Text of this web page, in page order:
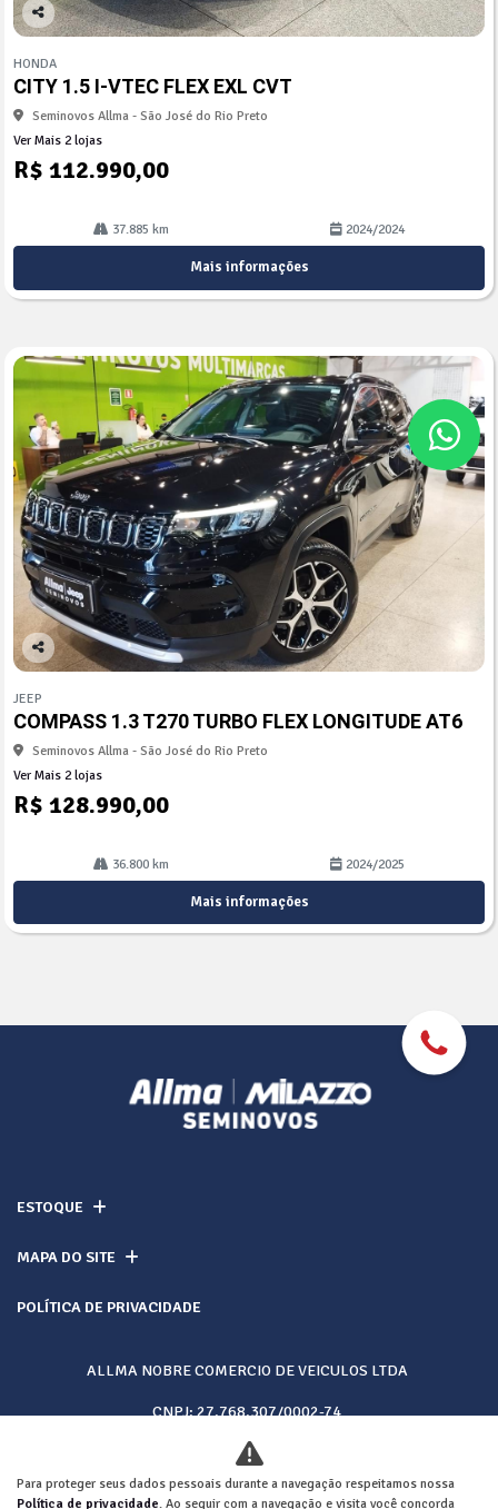
Co
arti
lhe
HONDA
CITY 1.5 I-VTEC FLEX EXL CVT
Seminovos Allma - São José do Rio Preto
Ver Mais 2 lojas
R$ 112.990,00
37.885 km 2024/2024
Mais informações
Co
arti
lhe
JEEP
COMPASS 1.3 T270 TURBO FLEX LONGITUDE AT6
Seminovos Allma - São José do Rio Preto
Ver Mais 2 lojas
R$ 128.990,00
36.800 km 2024/2025
Mais informações
ESTOQUE
MAPA DO SITE
POLÍTICA DE PRIVACIDADE
ALLMA NOBRE COMERCIO DE VEICULOS LTDA
CNPJ: 27.768.307/0002-74
Desacelere. Seu bem maior é a vida.
Para proteger seus dados pessoais durante a navegação respeitamos nossa
Política de privacidade. Ao seguir com a navegação e visita você concorda